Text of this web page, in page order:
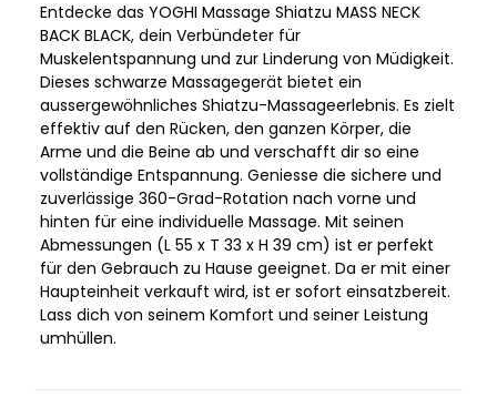
Entdecke das YOGHI Massage Shiatzu MASS NECK
BACK BLACK, dein Verbündeter für
Muskelentspannung und zur Linderung von Müdigkeit.
Dieses schwarze Massagegerät bietet ein
aussergewöhnliches Shiatzu-Massageerlebnis. Es zielt
effektiv auf den Rücken, den ganzen Körper, die
Arme und die Beine ab und verschafft dir so eine
vollständige Entspannung. Geniesse die sichere und
zuverlässige 360-Grad-Rotation nach vorne und
hinten für eine individuelle Massage. Mit seinen
Abmessungen (L 55 x T 33 x H 39 cm) ist er perfekt
für den Gebrauch zu Hause geeignet. Da er mit einer
Haupteinheit verkauft wird, ist er sofort einsatzbereit.
Lass dich von seinem Komfort und seiner Leistung
umhüllen.